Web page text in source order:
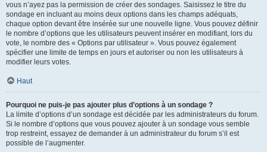
vous n’ayez pas la permission de créer des sondages. Saisissez le titre du
sondage en incluant au moins deux options dans les champs adéquats,
chaque option devant être insérée sur une nouvelle ligne. Vous pouvez définir
le nombre d’options que les utilisateurs peuvent insérer en modifiant, lors du
vote, le nombre des « Options par utilisateur ». Vous pouvez également
spécifier une limite de temps en jours et autoriser ou non les utilisateurs à
modifier leurs votes.
Haut
Pourquoi ne puis-je pas ajouter plus d’options à un sondage ?
La limite d’options d’un sondage est décidée par les administrateurs du forum.
Si le nombre d’options que vous pouvez ajouter à un sondage vous semble
trop restreint, essayez de demander à un administrateur du forum s’il est
possible de l’augmenter.